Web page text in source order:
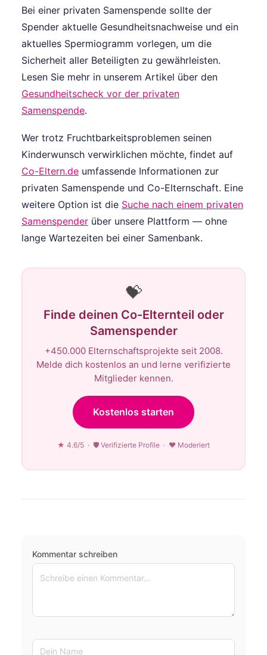
Bei einer privaten Samenspende sollte der
Spender aktuelle Gesundheitsnachweise und ein
aktuelles Spermiogramm vorlegen, um die
Sicherheit aller Beteiligten zu gewährleisten.
Lesen Sie mehr in unserem Artikel über den
Gesundheitscheck vor der privaten
Samenspende.
Wer trotz Fruchtbarkeitsproblemen seinen
Kinderwunsch verwirklichen möchte, findet auf
Co-Eltern.de umfassende Informationen zur
privaten Samenspende und Co-Elternschaft. Eine
weitere Option ist die Suche nach einem privaten
Samenspender über unsere Plattform — ohne
lange Wartezeiten bei einer Samenbank.
💝
Finde deinen Co-Elternteil oder
Samenspender
+450.000 Elternschaftsprojekte seit 2008.
Melde dich kostenlos an und lerne verifizierte
Mitglieder kennen.
Kostenlos starten
★ 4.6/5 · 🛡 Verifizierte Profile · ♥ Moderiert
Kommentar schreiben